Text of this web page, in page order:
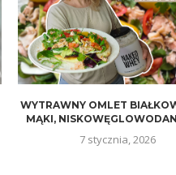
WYTRAWNY OMLET
MĄKI,
7 stycznia, 2026